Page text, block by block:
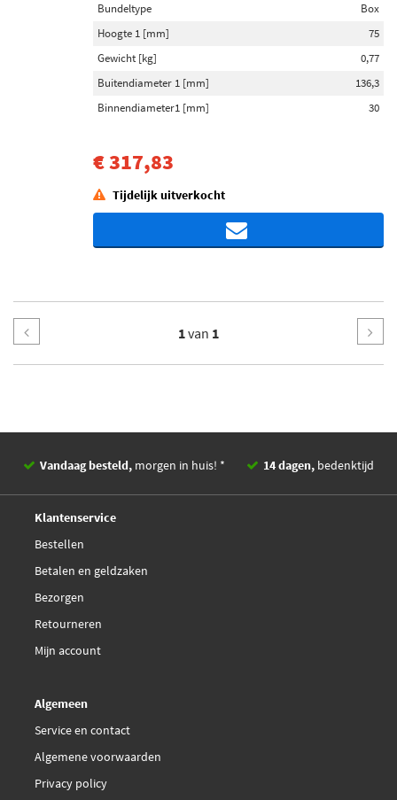
Bundeltype
Box
Hoogte 1 [mm]
75
Gewicht [kg]
0,77
Buitendiameter 1 [mm]
136,3
Binnendiameter1 [mm]
30
€ 317,83
Tijdelijk uitverkocht
1van 1
Vandaag besteld, morgen in huis! * 14 dagen, bedenktijd
Klantenservice
Bestellen
Betalen en geldzaken
Bezorgen
Retourneren
Mijn account
Algemeen
Service en contact
Algemene voorwaarden
Privacy policy